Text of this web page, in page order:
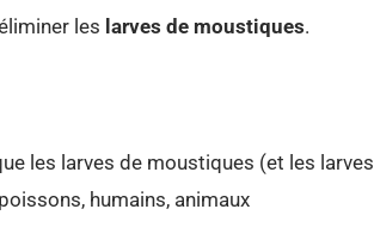
les larves de moustiques.
les larves de moustiques (et les larves
humains, animaux